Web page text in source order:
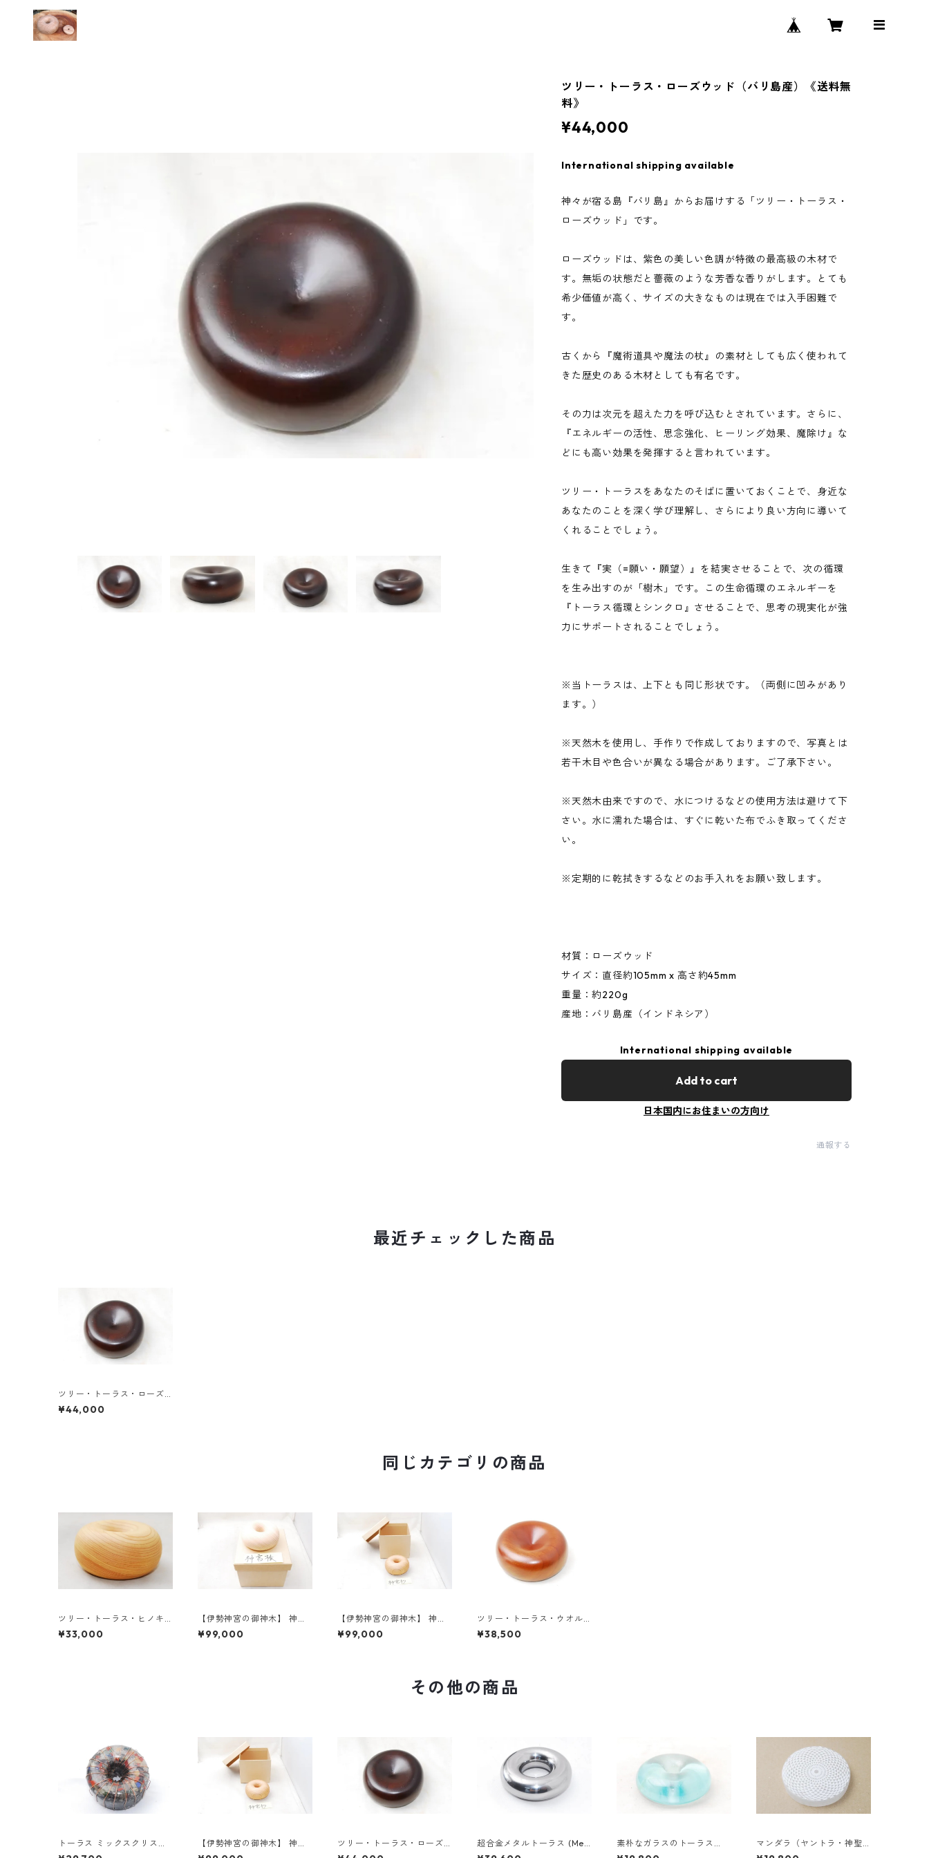
ツリー・トーラス・ローズウッド（バリ島産）《送料無
料》
¥44,000
International shipping available
神々が宿る島『バリ島』からお届けする「ツリー・トーラス・
ローズウッド」です。
ローズウッドは、紫色の美しい色調が特徴の最高級の木材で
す。無垢の状態だと薔薇のような芳香な香りがします。とても
希少価値が高く、サイズの大きなものは現在では入手困難で
す。
古くから『魔術道具や魔法の杖』の素材としても広く使われて
きた歴史のある木材としても有名です。
その力は次元を超えた力を呼び込むとされています。さらに、
『エネルギーの活性、思念強化、ヒーリング効果、魔除け』な
どにも高い効果を発揮すると言われています。
ツリー・トーラスをあなたのそばに置いておくことで、身近な
あなたのことを深く学び理解し、さらにより良い方向に導いて
くれることでしょう。
生きて『実（=願い・願望）』を結実させることで、次の循環
を生み出すのが「樹木」です。この生命循環のエネルギーを
『トーラス循環とシンクロ』させることで、思考の現実化が強
力にサポートされることでしょう。
※当トーラスは、上下とも同じ形状です。（両側に凹みがあり
ます。）
※天然木を使用し、手作りで作成しておりますので、写真とは
若干木目や色合いが異なる場合があります。ご了承下さい。
※天然木由来ですので、水につけるなどの使用方法は避けて下
さい。水に濡れた場合は、すぐに乾いた布でふき取ってくださ
い。
※定期的に乾拭きするなどのお手入れをお願い致します。
材質：ローズウッド
サイズ：直径約105mm x 高さ約45mm
重量：約220g
産地：バリ島産（インドネシア）
International shipping available
Add to cart
日本国内にお住まいの方向け
通報する
最近チェックした商品
ツリー・トーラス・ローズ
ウッド（バリ島産）《送料
無料》
¥44,000
同じカテゴリの商品
ツリー・トーラス・ヒノキ
（国産）《送料無料》
¥33,000
【伊勢神宮の御神木】 神宮
檜のトーラス 《送料無料》
¥99,000
【伊勢神宮の御神木】 神宮
杉のトーラス 《送料無料》
¥99,000
ツリー・トーラス・ウオル
ナット（バリ島産）《送料
無料》
¥38,500
その他の商品
トーラス ミックスクリスタ
ル オルゴナイト エナジージ
【伊勢神宮の御神木】 神宮
杉のトーラス 《送料無料》
ツリー・トーラス・ローズ
ウッド（バリ島産）《送料
超合金メタルトーラス (Met
al Torus) タングステンカー
素朴なガラスのトーラス
（バリ島産）《送料無料》
マンダラ（ヤントラ・神聖
幾何学）セレナイトクリス